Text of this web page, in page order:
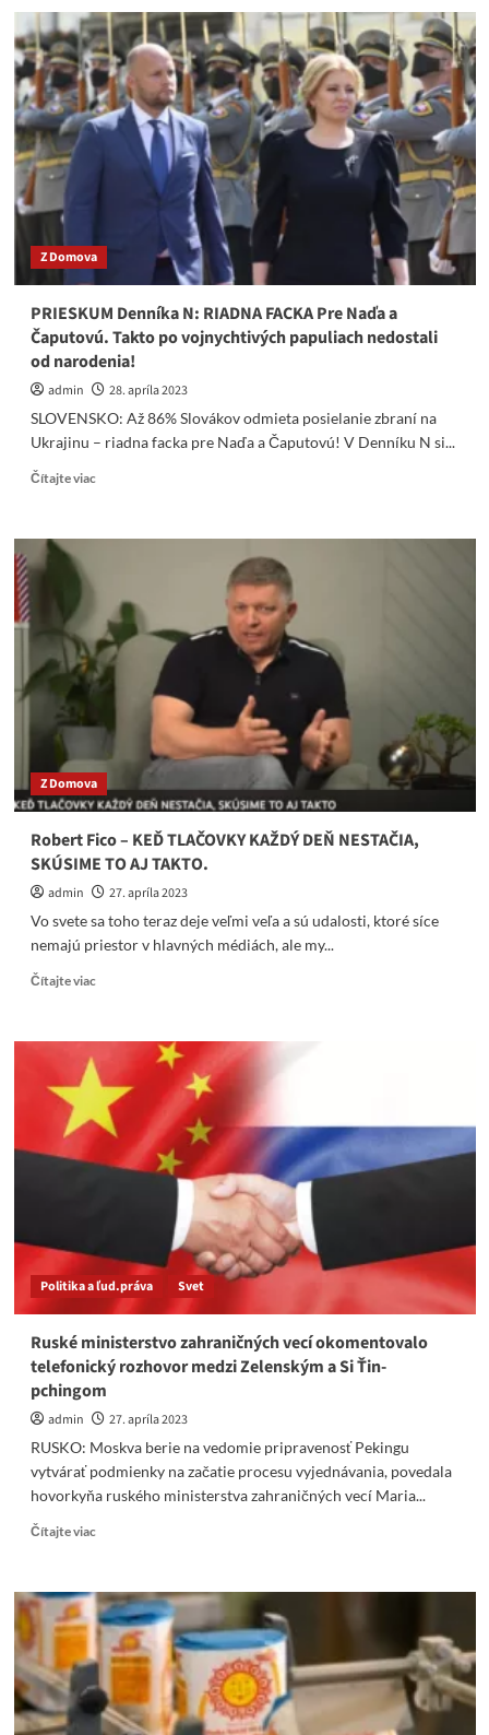
Zuzana
Čaputová
a
český
prezident
Pavel
smerujú
pohľady
sa
vyraziť.
Z Domova
PRIESKUM Denníka N: RIADNA FACKA Pre Naďa a
Čaputovú. Takto po vojnychtivých papuliach nedostali
od narodenia!
admin
28. apríla 2023
SLOVENSKO: Až 86% Slovákov odmieta posielanie zbraní na
Ukrajinu – riadna facka pre Naďa a Čaputovú! V Denníku N si...
Čítajte viacRead
PRIESKUM
RIADNA
FACKA
Pre
Naďa
a
Čaputovú.
Takto
vojnychtivých
papuliach
nedostali
narodenia!
Z Domova
Robert Fico – KEĎ TLAČOVKY KAŽDÝ DEŇ NESTAČIA,
SKÚSIME TO AJ TAKTO.
admin
27. apríla 2023
Vo svete sa toho teraz deje veľmi veľa a sú udalosti, ktoré síce
nemajú priestor v hlavných médiách, ale my...
Čítajte viacRead
Robert
Fico
–
KEĎ
TLAČOVKY
KAŽDÝ
DEŇ
TAKTO.
Politika a ľud.práva Svet
Ruské ministerstvo zahraničných vecí okomentovalo
telefonický rozhovor medzi Zelenským a Si Ťin-
pchingom
admin
27. apríla 2023
RUSKO: Moskva berie na vedomie pripravenosť Pekingu
vytvárať podmienky na začatie procesu vyjednávania, povedala
hovorkyňa ruského ministerstva zahraničných vecí Maria...
Čítajte viacRead
Ruské
ministerstvo
zahraničných
vecí
okomentovalo
telefonický
rozhovor